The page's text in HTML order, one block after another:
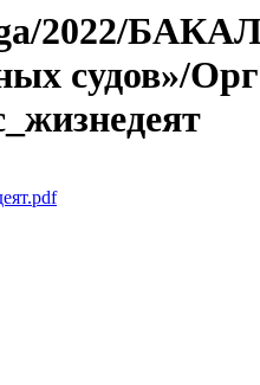
2022/
судов»/